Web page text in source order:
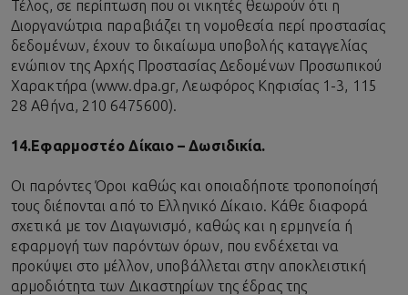
Τέλος, σε περίπτωση που οι νικητές θεωρούν ότι η
Διοργανώτρια παραβιάζει τη νομοθεσία περί προστασίας
δεδομένων, έχουν το δικαίωμα υποβολής καταγγελίας
ενώπιον της Αρχής Προστασίας Δεδομένων Προσωπικού
Χαρακτήρα (www.dpa.gr, Λεωφόρος Κηφισίας 1-3, 115
28 Αθήνα, 210 6475600).
14.Εφαρμοστέο Δίκαιο – Δωσιδικία.
Οι παρόντες Όροι καθώς και οποιαδήποτε τροποποίησή
τους διέπονται από το Ελληνικό Δίκαιο. Κάθε διαφορά
σχετικά με τον Διαγωνισμό, καθώς και η ερμηνεία ή
εφαρμογή των παρόντων όρων, που ενδέχεται να
προκύψει στο μέλλον, υποβάλλεται στην αποκλειστική
αρμοδιότητα των Δικαστηρίων της έδρας της